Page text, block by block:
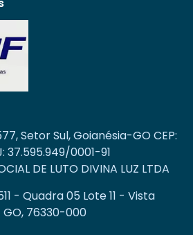
Setor Sul, Goianésia-GO CEP:
37.595.949/0001-91
DE LUTO DIVINA LUZ LTDA
- Quadra 05 Lote 11 - Vista
76330-000